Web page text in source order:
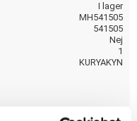
I lager
MH541505
541505
Nej
1
KURYAKYN